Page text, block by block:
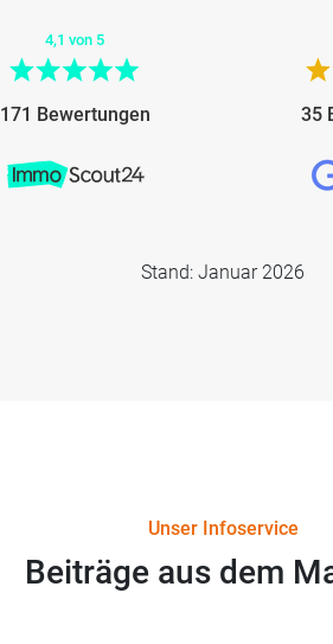
4,1 von 5
171 Bewertungen 35
Stand: Januar 2026
Unser Infoservice
Beiträge aus dem